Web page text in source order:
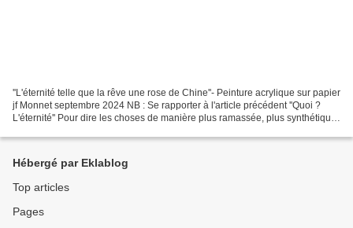
''L'éternité telle que la rêve une rose de Chine''- Peinture acrylique sur papier
jf Monnet septembre 2024 NB : Se rapporter à l'article précédent ''Quoi ?
L'éternité'' Pour dire les choses de manière plus ramassée, plus synthétique
Hébergé par Eklablog
Top articles
Pages